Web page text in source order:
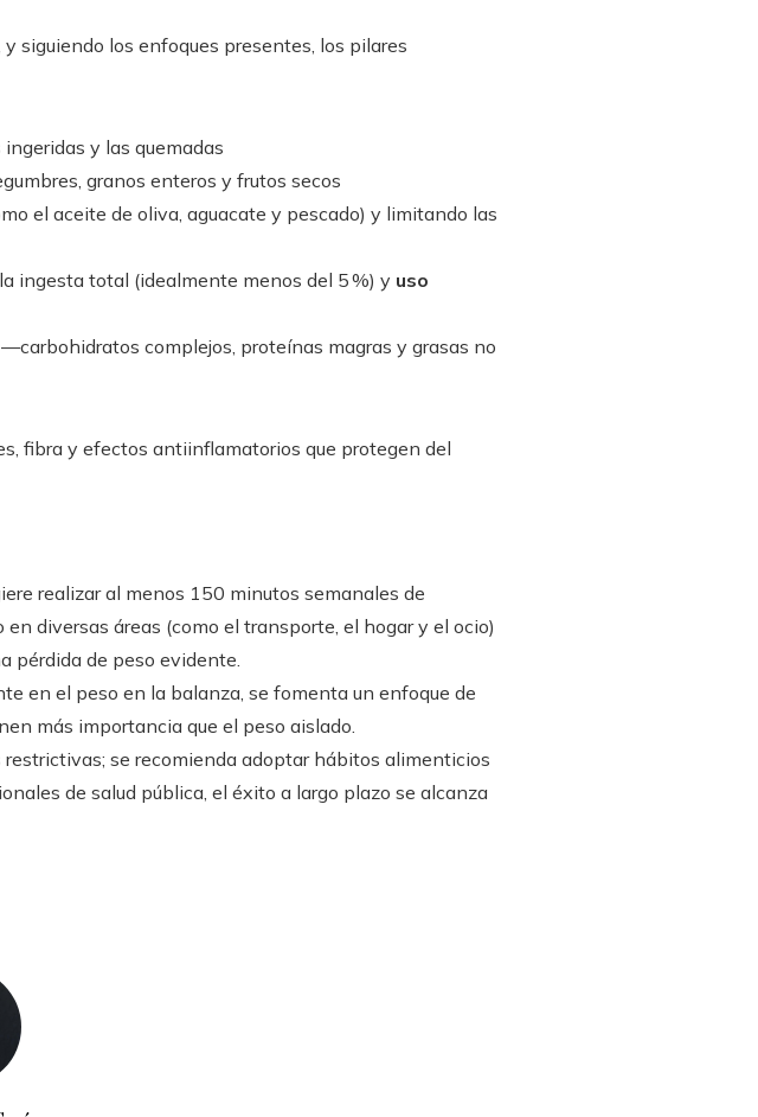
siguiendo los enfoques presentes, los pilares
y las quemadas
granos enteros y frutos secos
el aceite de oliva, aguacate y pescado) y limitando las
ingesta total (idealmente menos del 5 %) y uso
complejos, proteínas magras y grasas no
fibra y efectos antiinflamatorios que protegen del
realizar al menos 150 minutos semanales de
diversas áreas (como el transporte, el hogar y el ocio)
pérdida de peso evidente.
en el peso en la balanza, se fomenta un enfoque de
más importancia que el peso aislado.
se recomienda adoptar hábitos alimenticios
de salud pública, el éxito a largo plazo se alcanza